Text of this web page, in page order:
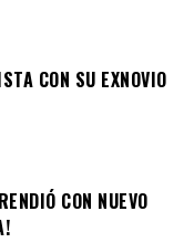
CON SU EXNOVIO
CON NUEVO